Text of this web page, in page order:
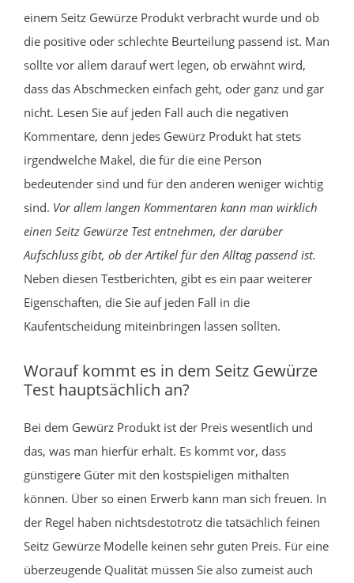
einem Seitz Gewürze Produkt verbracht wurde und ob
die positive oder schlechte Beurteilung passend ist. Man
sollte vor allem darauf wert legen, ob erwähnt wird,
dass das Abschmecken einfach geht, oder ganz und gar
nicht. Lesen Sie auf jeden Fall auch die negativen
Kommentare, denn jedes Gewürz Produkt hat stets
irgendwelche Makel, die für die eine Person
bedeutender sind und für den anderen weniger wichtig
sind. Vor allem langen Kommentaren kann man wirklich
einen Seitz Gewürze Test entnehmen, der darüber
Aufschluss gibt, ob der Artikel für den Alltag passend ist.
Neben diesen Testberichten, gibt es ein paar weiterer
Eigenschaften, die Sie auf jeden Fall in die
Kaufentscheidung miteinbringen lassen sollten.
Worauf kommt es in dem Seitz Gewürze
Test hauptsächlich an?
Bei dem Gewürz Produkt ist der Preis wesentlich und
das, was man hierfür erhält. Es kommt vor, dass
günstigere Güter mit den kostspieligen mithalten
können. Über so einen Erwerb kann man sich freuen. In
der Regel haben nichtsdestotrotz die tatsächlich feinen
Seitz Gewürze Modelle keinen sehr guten Preis. Für eine
überzeugende Qualität müssen Sie also zumeist auch